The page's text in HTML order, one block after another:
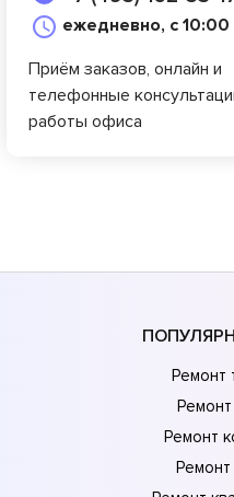
ежедневно, с
Приём заказов, онлайн и
телефонные
работы офиса
Ремонт
Ремонт
Ремонт
Ремонт